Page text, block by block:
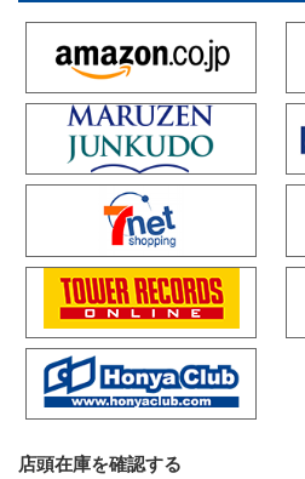
店頭在庫を確認する